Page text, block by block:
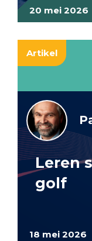
20 mei 2026
Artikel
18 mei 2026
Leren
golf